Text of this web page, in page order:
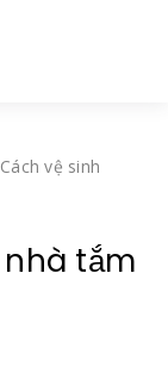
Cách vệ sinh
tắm